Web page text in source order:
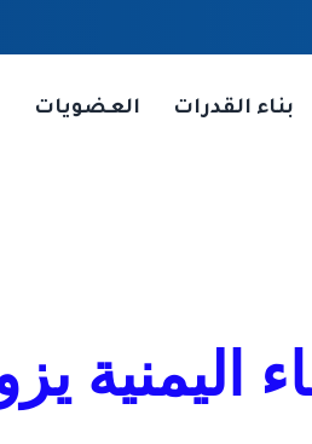
بناء القدرات العضويات
اليمنية